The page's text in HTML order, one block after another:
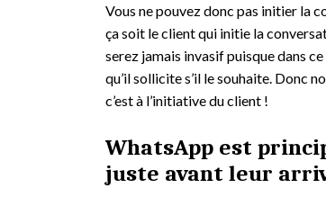
Vous ne pouvez donc pas initier la
ça soit le client qui initie la
serez jamais invasif puisque dans
qu’il sollicite s’il le souhaite. Donc
c’est à l’initiative du client !
WhatsApp est
juste avant leur